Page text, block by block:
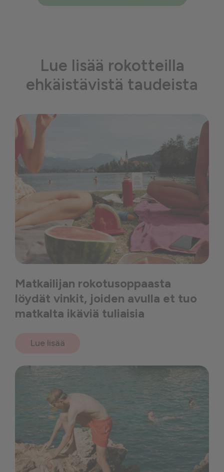
Lue lisää rokotteilla
ehkäistävistä taudeista
Matkailijan rokotusoppaasta
löydät vinkit, joiden avulla et tuo
matkalta ikäviä tuliaisia
Lue lisää